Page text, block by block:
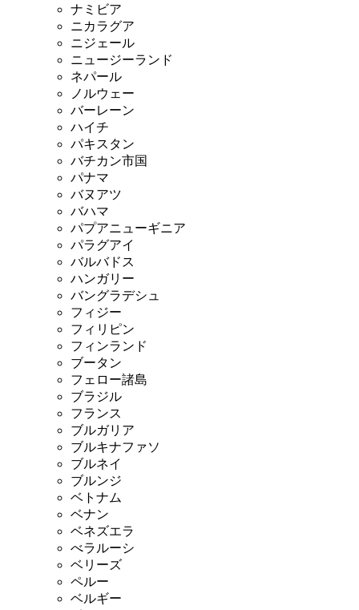
ナミビア
ニカラグア
ニジェール
ニュージーランド
ネパール
ノルウェー
バーレーン
ハイチ
パキスタン
バチカン市国
パナマ
バヌアツ
バハマ
パプアニューギニア
パラグアイ
バルバドス
ハンガリー
バングラデシュ
フィジー
フィリピン
フィンランド
ブータン
フェロー諸島
ブラジル
フランス
ブルガリア
ブルキナファソ
ブルネイ
ブルンジ
ベトナム
ベナン
ベネズエラ
べラルーシ
ベリーズ
ペルー
ベルギー